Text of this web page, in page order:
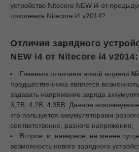
устройство Nitecore NEW i4 от
поколения Nitecore i4 v2014?
Отличия зарядного
NEW i4 от Nitecore i4 v2014:
Главным отличием новой модели
предшественника является
задавать напряжение заряда
3,7В, 4,2В, 4,35В. Данное
кто пользуется аккумуляторами
соответственно, разного напряжения;
Второе, и, наверное, не менее
возможность нового зарядного